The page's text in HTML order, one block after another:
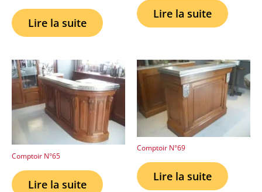
Lire la suite
Lire la suite
Comptoir N°65
Lire la suite
Comptoir N°69
Lire la suite